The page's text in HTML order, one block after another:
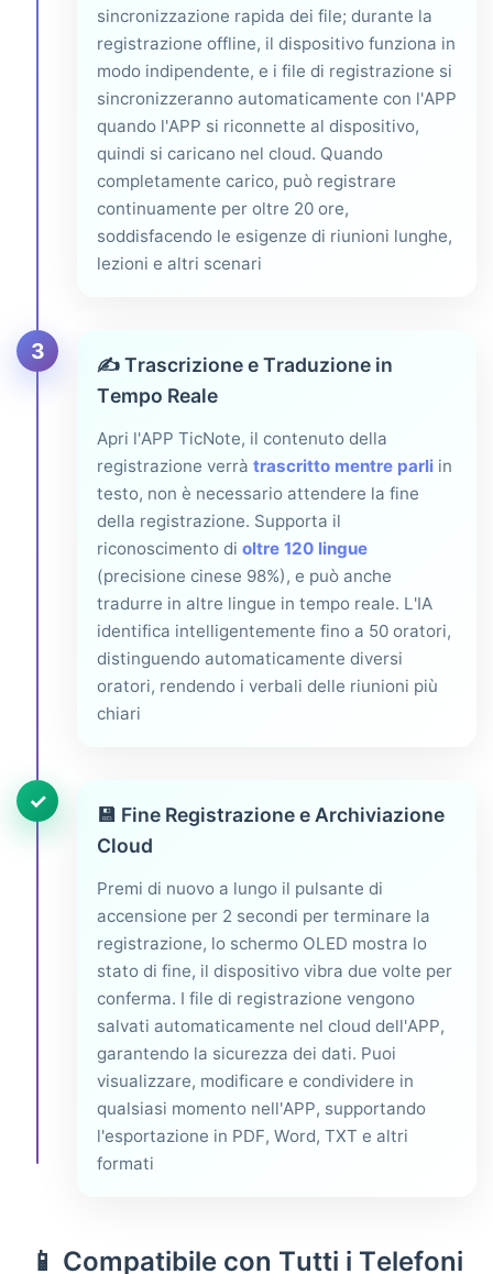
sincronizzazione rapida dei file; durante la
registrazione offline, il dispositivo funziona in
modo indipendente, e i file di registrazione si
sincronizzeranno automaticamente con l'APP
quando l'APP si riconnette al dispositivo,
quindi si caricano nel cloud. Quando
completamente carico, può registrare
continuamente per oltre 20 ore,
soddisfacendo le esigenze di riunioni lunghe,
lezioni e altri scenari
3
✍️Trascrizione e Traduzione in
Tempo Reale
Apri l'APP TicNote, il contenuto della
registrazione verrà trascritto mentre parli in
testo, non è necessario attendere la fine
della registrazione. Supporta il
riconoscimento di oltre 120 lingue
(precisione cinese 98%), e può anche
tradurre in altre lingue in tempo reale. L'IA
identifica intelligentemente fino a 50 oratori,
distinguendo automaticamente diversi
oratori, rendendo i verbali delle riunioni più
chiari
✓
💾 Fine Registrazione e Archiviazione
Cloud
Premi di nuovo a lungo il pulsante di
accensione per 2 secondi per terminare la
registrazione, lo schermo OLED mostra lo
stato di fine, il dispositivo vibra due volte per
conferma. I file di registrazione vengono
salvati automaticamente nel cloud dell'APP,
garantendo la sicurezza dei dati. Puoi
visualizzare, modificare e condividere in
qualsiasi momento nell'APP, supportando
l'esportazione in PDF, Word, TXT e altri
formati
📱 Compatibile con Tutti i Telefoni